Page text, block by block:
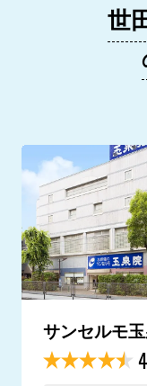
世
サンセルモ